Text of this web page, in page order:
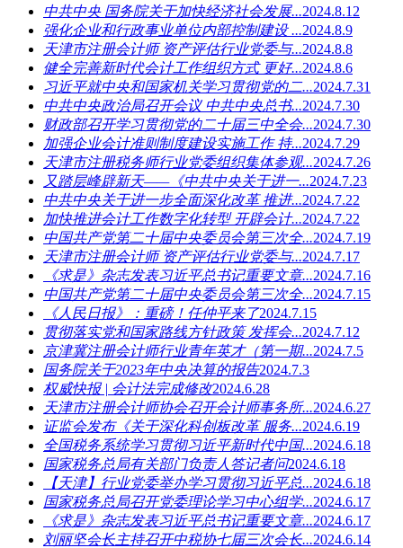
中共中央 国务院关于加快经济社会发展...2024.8.12
强化企业和行政事业单位内部控制建设 ...2024.8.9
天津市注册会计师 资产评估行业党委与...2024.8.8
健全完善新时代会计工作组织方式 更好...2024.8.6
习近平就中央和国家机关学习贯彻党的二...2024.7.31
中共中央政治局召开会议 中共中央总书...2024.7.30
财政部召开学习贯彻党的二十届三中全会...2024.7.30
加强企业会计准则制度建设实施工作 持...2024.7.29
天津市注册税务师行业党委组织集体参观...2024.7.26
又踏层峰辟新天——《中共中央关于进一...2024.7.23
中共中央关于进一步全面深化改革 推进...2024.7.22
加快推进会计工作数字化转型 开辟会计...2024.7.22
中国共产党第二十届中央委员会第三次全...2024.7.19
天津市注册会计师 资产评估行业党委与...2024.7.17
《求是》杂志发表习近平总书记重要文章...2024.7.16
中国共产党第二十届中央委员会第三次全...2024.7.15
《人民日报》：重磅！任仲平来了2024.7.15
贯彻落实党和国家路线方针政策 发挥会...2024.7.12
京津冀注册会计师行业青年英才（第一期...2024.7.5
国务院关于2023年中央决算的报告2024.7.3
权威快报 | 会计法完成修改2024.6.28
天津市注册会计师协会召开会计师事务所...2024.6.27
证监会发布《关于深化科创板改革 服务...2024.6.19
全国税务系统学习贯彻习近平新时代中国...2024.6.18
国家税务总局有关部门负责人答记者问2024.6.18
【天津】行业党委举办学习贯彻习近平总...2024.6.18
国家税务总局召开党委理论学习中心组学...2024.6.17
《求是》杂志发表习近平总书记重要文章...2024.6.17
刘丽坚会长主持召开中税协七届三次会长...2024.6.14